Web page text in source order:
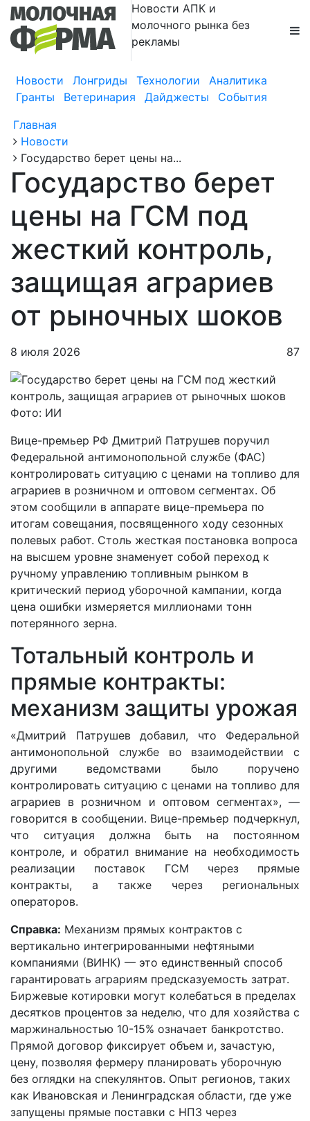
Новости АПК и
молочного рынка без
рекламы
Новости Лонгриды Технологии
Аналитика
Гранты
Ветеринария Дайджесты
События
Главная
Новости
Государство берет цены на...
Государство берет
цены на ГСМ под
жесткий контроль,
защищая аграриев
от рыночных шоков
8 июля 2026 87
Фото: ИИ
Вице-премьер РФ Дмитрий Патрушев поручил
Федеральной антимонопольной службе (ФАС)
контролировать ситуацию с ценами на топливо для
аграриев в розничном и оптовом сегментах. Об
этом сообщили в аппарате вице-премьера по
итогам совещания, посвященного ходу сезонных
полевых работ. Столь жесткая постановка вопроса
на высшем уровне знаменует собой переход к
ручному управлению топливным рынком в
критический период уборочной кампании, когда
цена ошибки измеряется миллионами тонн
потерянного зерна.
Тотальный контроль и
прямые контракты:
механизм защиты урожая
«Дмитрий Патрушев добавил, что Федеральной
антимонопольной службе во взаимодействии с
другими ведомствами было поручено
контролировать ситуацию с ценами на топливо для
аграриев в розничном и оптовом сегментах», —
говорится в сообщении. Вице-премьер подчеркнул,
что ситуация должна быть на постоянном
контроле, и обратил внимание на необходимость
реализации поставок ГСМ через прямые
контракты, а также через региональных
операторов.
Справка: Механизм прямых контрактов с
вертикально интегрированными нефтяными
компаниями (ВИНК) — это единственный способ
гарантировать аграриям предсказуемость затрат.
Биржевые котировки могут колебаться в пределах
десятков процентов за неделю, что для хозяйства с
маржинальностью 10-15% означает банкротство.
Прямой договор фиксирует объем и, зачастую,
цену, позволяя фермеру планировать уборочную
без оглядки на спекулянтов. Опыт регионов, таких
как Ивановская и Ленинградская области, где уже
запущены прямые поставки с НПЗ через